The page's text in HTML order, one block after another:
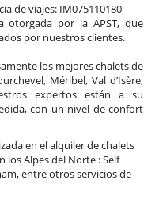
de viajes: IM075110180
otorgada por la APST, que
por nuestros clientes.
los mejores chalets de
Méribel, Val d’Isère,
expertos están a su
con un nivel de confort
en el alquiler de chalets
los Alpes del Norte : Self
entre otros servicios de